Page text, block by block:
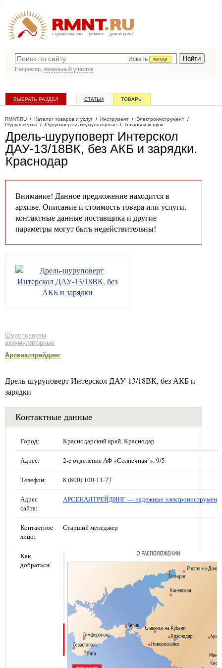
строительство ремонт дом и дача
Искать
везде
Например, земельный участок
ВЫБРАТЬ РАЗДЕЛ СТАТЬИ ТОВАРЫ
RMNT.RU / Каталог товаров и услуг / Инструмент / Электроинструмент /
Шуруповерты / Шуруповерты аккумуляторные / Товары и услуги
Дрель-шуруповерт Интерскол
ДАУ-13/18ВК, без АКБ и зарядки.
Краснодар
Внимание! Данное предложение находится в
архиве. Описание и стоимость товара или услуги,
контактные данные поставщика и другие
параметры могут быть недействительны!
Шуруповерты
аккумуляторные
Арсеналтрейдинг
Дрель-шуруповерт Интерскол ДАУ-13/18ВК, без АКБ и
зарядки
Контактные данные
Город: Краснодарский край, Краснодар
Адрес: 2-е отделение АФ «Солнечная"», 9/5
Телефон: 8 (800) 100-11-77
Адрес
сайта:
АРСЕНАЛТРЕЙДИНГ — надежные
Контактное
лицо:
Старший менеджер
Как
добраться: